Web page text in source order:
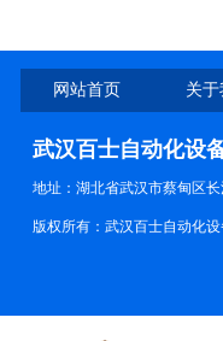
网站首页 关
武汉百士自动化设
地址：湖北省武汉市蔡甸区
版权所有：武汉百士自动化